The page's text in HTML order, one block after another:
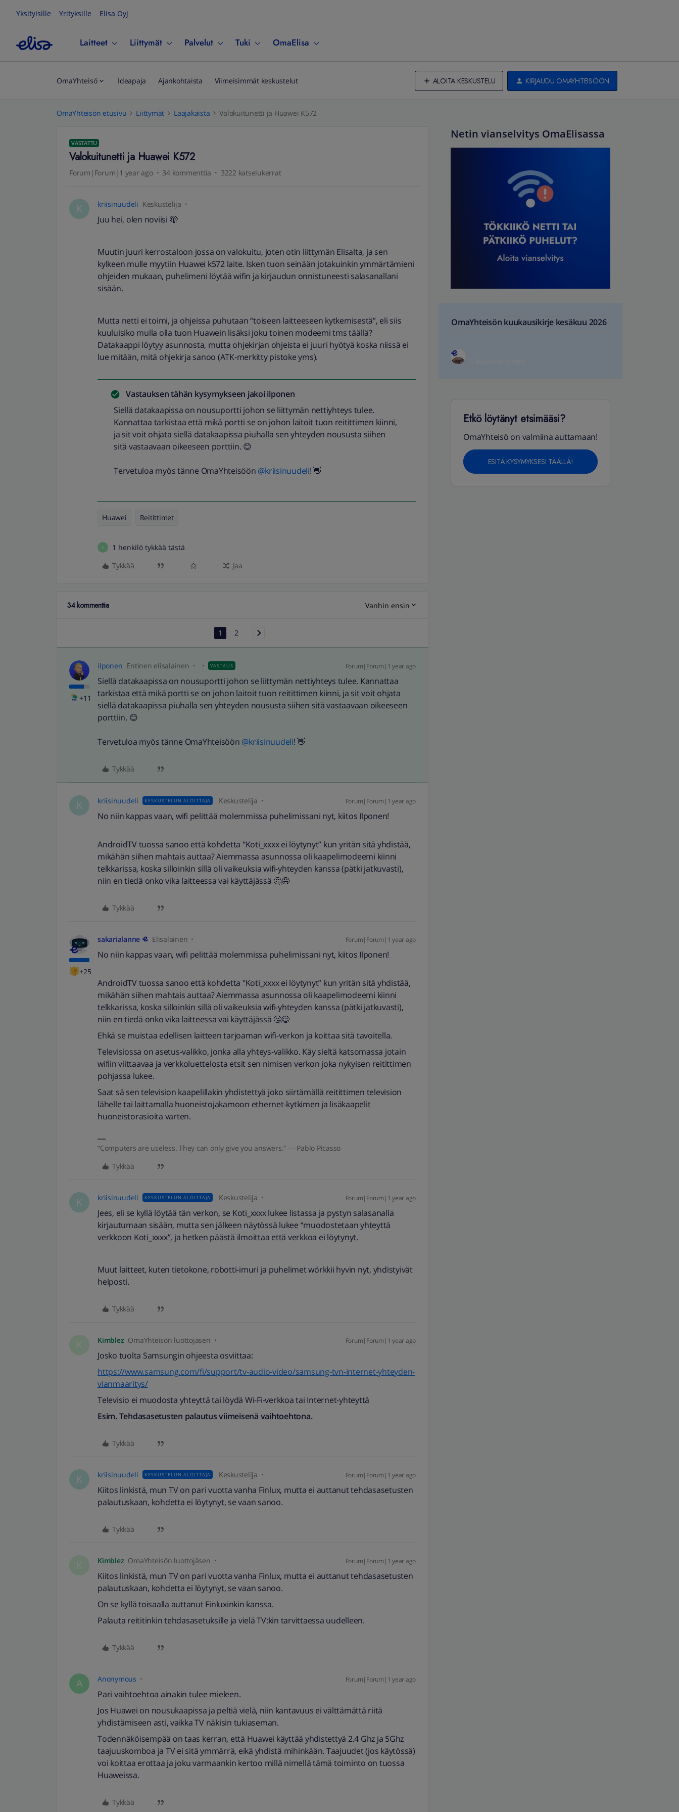
Yksityisille Yrityksille Elisa Oyj
Laitteet Liittymät Palvelut Tuki OmaElisa
OmaYhteisö Ideapaja Ajankohtaista Viimeisimmät keskustelut ALOITA KESKUSTELU KIRJAUDU OMAYHTEISÖÖN
OmaYhteisön etusivu Liittymät Laajakaista Valokuitunetti ja Huawei K572
VASTATTU
Valokuitunetti ja Huawei K572
Forum|Forum|1 year ago 34 kommenttia 3222 katselukerrat
K kriisinuudeli Keskustelija
Juu hei, olen noviisi 🫣
Muutin juuri kerrostaloon jossa on valokuitu, joten otin liittymän Elisalta, ja sen
kylkeen mulle myytiin Huawei k572 laite. Isken tuon seinään jotakuinkin ymmärtämieni
ohjeiden mukaan, puhelimeni löytää wifin ja kirjaudun onnistuneesti salasanallani
sisään.
Mutta netti ei toimi, ja ohjeissa puhutaan “toiseen laitteeseen kytkemisestä”, eli siis
kuuluisiko mulla olla tuon Huawein lisäksi joku toinen modeemi tms täällä?
Datakaappi löytyy asunnosta, mutta ohjekirjan ohjeista ei juuri hyötyä koska niissä ei
lue mitään, mitä ohjekirja sanoo (ATK-merkitty pistoke yms).
Vastauksen tähän kysymykseen jakoi ilponen
Siellä datakaapissa on nousuportti johon se liittymän nettiyhteys tulee.
Kannattaa tarkistaa että mikä portti se on johon laitoit tuon reitittimen kiinni,
ja sit voit ohjata siellä datakaapissa piuhalla sen yhteyden noususta siihen
sitä vastaavaan oikeeseen porttiin. 😊
Tervetuloa myös tänne OmaYhteisöön ​ @kriisinuudeli! 👋
Huawei Reitittimet
P
1 henkilö tykkää tästä
Tykkää
Jaa
34 kommenttia Vanhin ensin
1 2
+11
ilponen Entinen elisalainen VASTAUS Forum|Forum|1 year ago
Siellä datakaapissa on nousuportti johon se liittymän nettiyhteys tulee. Kannattaa
tarkistaa että mikä portti se on johon laitoit tuon reitittimen kiinni, ja sit voit ohjata
siellä datakaapissa piuhalla sen yhteyden noususta siihen sitä vastaavaan oikeeseen
porttiin. 😊
Tervetuloa myös tänne OmaYhteisöön ​ @kriisinuudeli! 👋
Tykkää
K kriisinuudeli KESKUSTELUN ALOITTAJA Keskustelija Forum|Forum|1 year ago
No niin kappas vaan, wifi pelittää molemmissa puhelimissani nyt, kiitos Ilponen!
AndroidTV tuossa sanoo että kohdetta "Koti_xxxx ei löytynyt” kun yritän sitä yhdistää,
mikähän siihen mahtais auttaa? Aiemmassa asunnossa oli kaapelimodeemi kiinni
telkkarissa, koska silloinkin sillä oli vaikeuksia wifi-yhteyden kanssa (pätki jatkuvasti),
niin en tiedä onko vika laitteessa vai käyttäjässä 🤔😅
Tykkää
+25
sakarialanne Elisalainen Forum|Forum|1 year ago
No niin kappas vaan, wifi pelittää molemmissa puhelimissani nyt, kiitos Ilponen!
AndroidTV tuossa sanoo että kohdetta "Koti_xxxx ei löytynyt” kun yritän sitä yhdistää,
mikähän siihen mahtais auttaa? Aiemmassa asunnossa oli kaapelimodeemi kiinni
telkkarissa, koska silloinkin sillä oli vaikeuksia wifi-yhteyden kanssa (pätki jatkuvasti),
niin en tiedä onko vika laitteessa vai käyttäjässä 🤔😅
Ehkä se muistaa edellisen laitteen tarjoaman wifi-verkon ja koittaa sitä tavoitella.
Televisiossa on asetus-valikko, jonka alla yhteys-valikko. Käy sieltä katsomassa jotain
wifiin viittaavaa ja verkkoluettelosta etsit sen nimisen verkon joka nykyisen reitittimen
pohjassa lukee.
Saat sä sen television kaapelillakin yhdistettyä joko siirtämällä reitittimen television
lähelle tai laittamalla huoneistojakamoon ethernet-kytkimen ja lisäkaapelit
huoneistorasioita varten.
“Computers are useless. They can only give you answers.” ― Pablo Picasso
Tykkää
K kriisinuudeli KESKUSTELUN ALOITTAJA Keskustelija Forum|Forum|1 year ago
Jees, eli se kyllä löytää tän verkon, se Koti_xxxx lukee listassa ja pystyn salasanalla
kirjautumaan sisään, mutta sen jälkeen näytössä lukee “muodostetaan yhteyttä
verkkoon Koti_xxxx”, ja hetken päästä ilmoittaa että verkkoa ei löytynyt.
Muut laitteet, kuten tietokone, robotti-imuri ja puhelimet wörkkii hyvin nyt, yhdistyivät
helposti.
Tykkää
Kimblez OmaYhteisön luottojäsen Forum|Forum|1 year ago
Josko tuolta Samsungin ohjeesta osviittaa:
https://www.samsung.com/fi/support/tv-audio-video/samsung-tvn-internet-yhteyden-
vianmaaritys/
Televisio ei muodosta yhteyttä tai löydä Wi-Fi-verkkoa tai Internet-yhteyttä
Esim. Tehdasasetusten palautus viimeisenä vaihtoehtona.
Tykkää
K kriisinuudeli KESKUSTELUN ALOITTAJA Keskustelija Forum|Forum|1 year ago
Kiitos linkistä, mun TV on pari vuotta vanha Finlux, mutta ei auttanut tehdasasetusten
palautuskaan, kohdetta ei löytynyt, se vaan sanoo.
Tykkää
Kimblez OmaYhteisön luottojäsen Forum|Forum|1 year ago
Kiitos linkistä, mun TV on pari vuotta vanha Finlux, mutta ei auttanut tehdasasetusten
palautuskaan, kohdetta ei löytynyt, se vaan sanoo.
On se kyllä toisaalla auttanut Finluxinkin kanssa.
Palauta reititinkin tehdasasetuksille ja vielä TV:kin tarvittaessa uudelleen.
Tykkää
A Anonymous Forum|Forum|1 year ago
Pari vaihtoehtoa ainakin tulee mieleen.
Jos Huawei on nousukaapissa ja peltiä vielä, niin kantavuus ei välttämättä riitä
yhdistämiseen asti, vaikka TV näkisin tukiaseman.
Todennäköisempää on taas kerran, että Huawei käyttää yhdistettyä 2.4 Ghz ja 5Ghz
taajuuskomboa ja TV ei sitä ymmärrä, eikä yhdistä mihinkään. Taajuudet (jos käytössä)
voi koittaa erottaa ja joku varmaankin kertoo millä nimellä tämä toiminto on tuossa
Huaweissa.
Tykkää
Netin vianselvitys OmaElisassa
OmaYhteisön kuukausikirje kesäkuu 2026
Etkö löytänyt etsimääsi?
OmaYhteisö on valmiina auttamaan!
ESITÄ KYSYMYKSESI TÄÄLLÄ!